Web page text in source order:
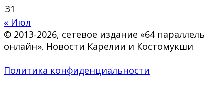
31
« Июл
© 2013-2026, сетевое издание «64 параллель
онлайн». Новости Карелии и Костомукши
Политика конфиденциальности